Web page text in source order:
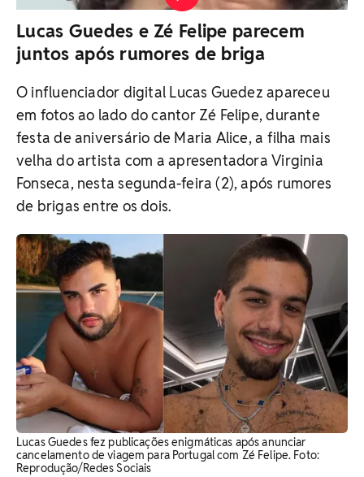
Lucas Guedes e Zé Felipe parecem
juntos após rumores de briga
O influenciador digital Lucas Guedez apareceu
em fotos ao lado do cantor Zé Felipe, durante
festa de aniversário de Maria Alice, a filha mais
velha do artista com a apresentadora Virginia
Fonseca, nesta segunda-feira (2), após rumores
de brigas entre os dois.
Lucas Guedes fez publicações enigmáticas após anunciar
cancelamento de viagem para Portugal com Zé Felipe. Foto:
Reprodução/Redes Sociais